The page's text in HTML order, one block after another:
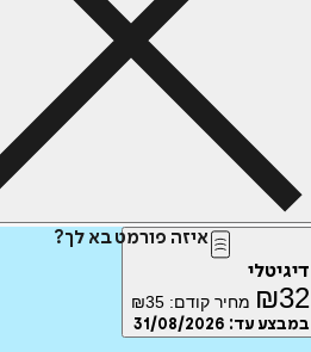
איזה פורמט בא לך?
דיגיטלי
₪32 מחיר קודם: ₪35
במבצע עד: 31/08/2026